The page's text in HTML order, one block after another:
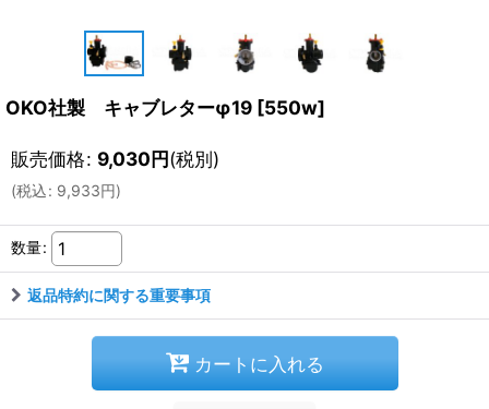
OKO社製 キャブレターφ19 [550w]
販売価格: 9,030円(税別)
(税込: 9,933円)
数量:
返品特約に関する重要事項
カートに入れる